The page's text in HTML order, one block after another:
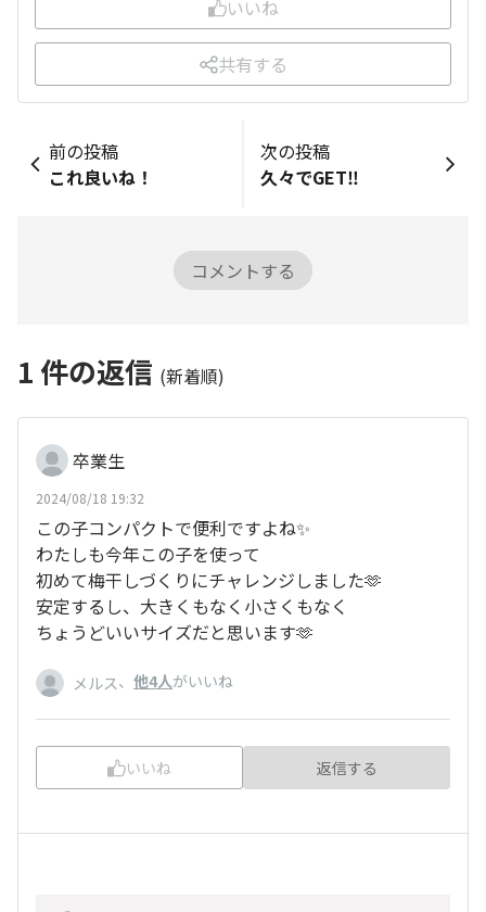
いいね
共有する
前の投稿
これ良いね！
次の投稿
久々でGET‼️
コメントする
1 件の返信 (新着順)
卒業生
2024/08/18 19:32
この子コンパクトで便利ですよね✨
わたしも今年この子を使って
初めて梅干しづくりにチャレンジしました🫶
安定するし、大きくもなく小さくもなく
ちょうどいいサイズだと思います🫶
メルス、 他4人がいいね
いいね 返信する